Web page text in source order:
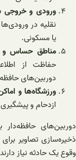
ورودی و خروجی
نقلیه در
یا مسکونی.
مناطق حساس و
حفاظت از
دوربین‌های
ورزشگاه‌ها و
ازدحام و پیشگیری
دوربین‌های
ذخیره‌سازی تصاویر
وقوع یک حادثه نیاز